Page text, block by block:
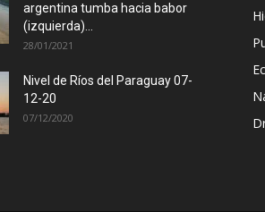
argentina tumba hacia babor
(izquierda)...
28/01/2021
Nivel de Ríos del Paraguay 07-
12-20
07/12/2020